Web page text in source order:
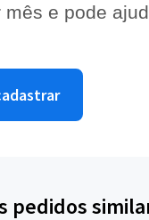
mês e pode
pedidos